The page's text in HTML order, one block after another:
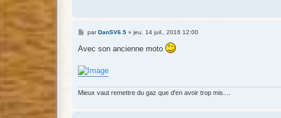
M
s
g
e
parDanSV6.5» jeu. 14 juil., 2016 12:00
Avec son ancienne moto
Mieux vaut remettre du gaz que d'en avoir trop mis....